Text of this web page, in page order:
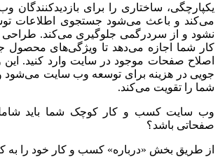
یکپارچگی، ساختاری را برای
می‌کند و باعث می‌شود جستجوی اطلاعات
نشود و از سردرگمی جلوگیری می‌کند.
کار شما اجازه می‌دهد تا ویژگی‌های محصول
اصلاح صفحات موجود در سایت وارد کنید.
جویی در هزینه برای توسعه وب سایت
شما را تقویت می‌کند.
وب سایت کسب و کار کوچک شما باید
صفحاتی باشد؟
از طریق بخش «درباره» کسب و کار خود را به